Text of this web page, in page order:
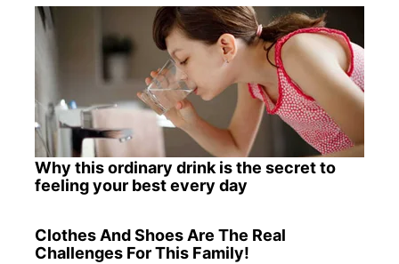
Why this ordinary drink is the secret to
feeling your best every day
Clothes And Shoes Are The Real
Challenges For This Family!